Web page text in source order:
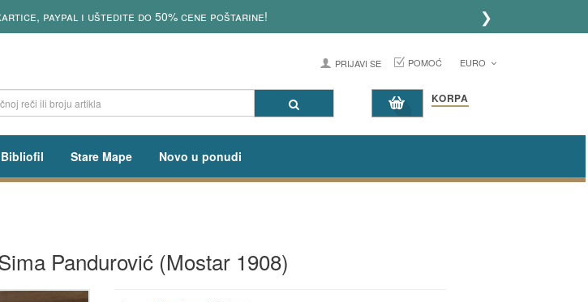
paypal i uštedite do 50% cene poštarine! ❯
PRIJAVI SE POMOĆ EURO
KORPA
Bibliofil Stare Mape Novo u ponudi
Pandurović (Mostar 1908)